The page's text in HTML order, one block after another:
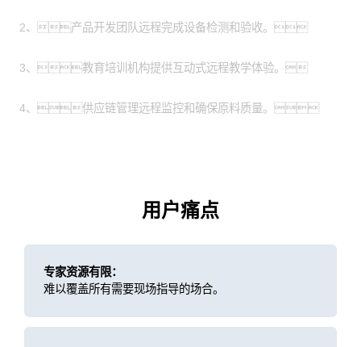
2、产品开发团队远程完成设备检测和验收。
3、教育培训机构提供互动式远程教学体验。
4、供应链管理远程监控和确保原料质量。
用户痛点
专家资源有限：
难以覆盖所有需要现场指导的场合。